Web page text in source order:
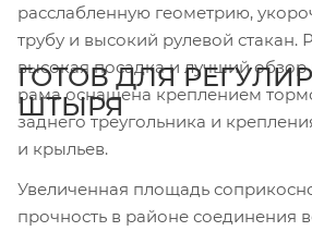
расслабленную геометрию,
трубу и высокий рулевой стакан.
высокая посадка и лучший обзор
рама оснащена креплением
заднего треугольника и
и крыльев.
ГОТОВ ДЛЯ
ШТЫРЯ
Увеличенная площадь
прочность в районе соединения